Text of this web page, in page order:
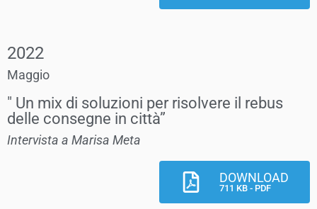
2022
Maggio
" Un mix di soluzioni per risolvere il rebus
delle consegne in città”
Intervista a Marisa Meta
DOWNLOAD
711 KB - PDF